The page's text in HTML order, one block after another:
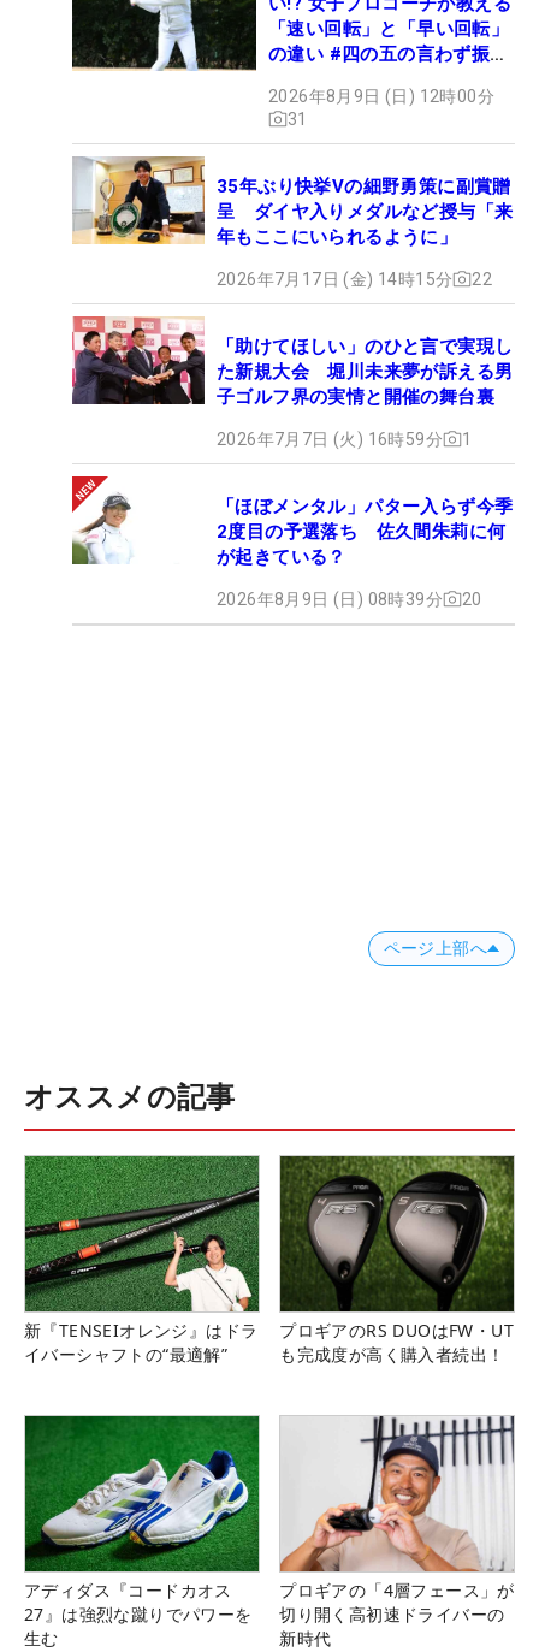
「速い回転」と「早い回転」
の違い #四の五の言わず振り
2026年8月9日 (日) 12時00分
31
35年ぶり快挙Vの細野勇策に副賞贈
呈 ダイヤ入りメダルなど授与「来
年もここにいられるように」
2026年7月17日 (金) 14時15分 22
「助けてほしい」のひと言で実現し
た新規大会 堀川未来夢が訴える男
子ゴルフ界の実情と開催の舞台裏
2026年7月7日 (火) 16時59分 1
「ほぼメンタル」パター入らず今季
2度目の予選落ち 佐久間朱莉に何
が起きている？
2026年8月9日 (日) 08時39分 20
ページ上部へ
オススメの記事
新『TENSEIオレンジ』はドラ
イバーシャフトの“最適解”
プロギアのRS DUOはFW・UT
も完成度が高く購入者続出！
アディダス『コードカオス
27』は強烈な蹴りでパワーを
生む
プロギアの「4層フェース」が
切り開く高初速ドライバーの
新時代